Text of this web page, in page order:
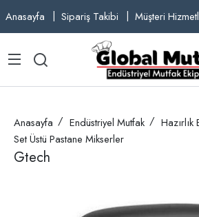
Anasayfa Sipariş Takibi Müşteri
Anasayfa Endüstriyel Mutfak
Hazırlık
Set Üstü Pastane Mikserler
Gtech